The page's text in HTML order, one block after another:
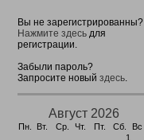
Вы не зарегистрированны?
Нажмите здесь для
регистрации.
Забыли пароль?
Запросите новый здесь.
Август 2026
Пн. Вт. Ср. Чт. Пт. Сб.
Вс
1